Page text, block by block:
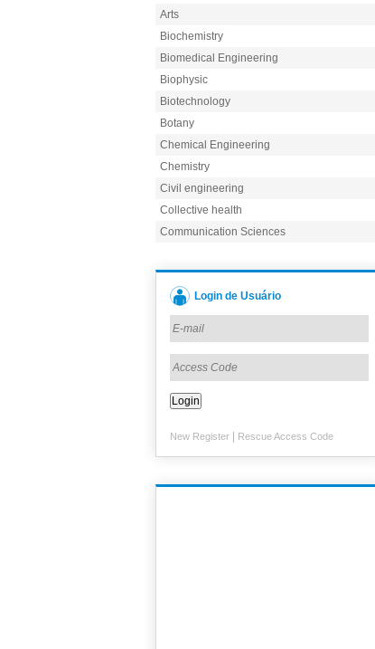
Arts
Biochemistry
Biomedical Engineering
Biophysic
Biotechnology
Botany
Chemical Engineering
Chemistry
Civil engineering
Collective health
Communication Sciences
Login de Usuário
New Register Rescue Access Code